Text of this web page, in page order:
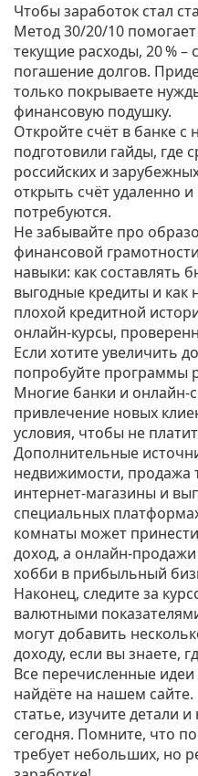
Чтобы заработок стал
Метод 30/20/10 помогает
текущие расходы, 20 % –
погашение долгов.
только покрываете
финансовую подушку.
Откройте счёт в банке
подготовили гайды, где
российских и
открыть счёт удаленно
потребуются.
Не забывайте про
финансовой
навыки: как составлять
выгодные кредиты и как
плохой кредитной
онлайн‑курсы,
Если хотите увеличить
попробуйте программы
Многие банки и
привлечение новых
условия, чтобы не
Дополнительные
недвижимости, продажа
интернет‑магазины и
специальных
комнаты может
доход, а
хобби в прибыльный
Наконец, следите за
валютными
могут добавить
доходу, если вы знаете,
Все перечисленные
найдёте на нашем
статье, изучите детали
сегодня. Помните, что
требует небольших, но